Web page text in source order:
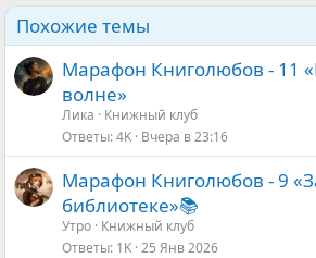
Похожие темы
Марафон Книголюбов - 11
волне»
Ликa
Книжный клуб
Ответы 4K Вчера в 23:16
Марафон Книголюбов - 9
библиотеке»📚
Утро Книжный клуб
Ответы 1K 25 Янв 2026